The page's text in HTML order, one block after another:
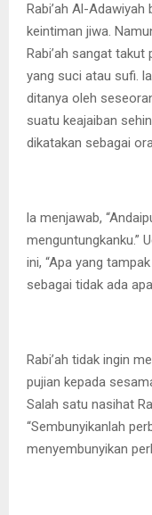
Rabi’ah Al-
keintiman jiwa.
Rabi’ah sangat
yang suci atau sufi.
ditanya oleh
suatu keajaiban
dikatakan sebagai
la menjawab,
menguntungkanku.”
ini, “Apa yang
sebagai tidak ada
Rabi’ah tidak ingin
pujian kepada
Salah satu nasihat
“Sembunyikanlah
menyembunyikan